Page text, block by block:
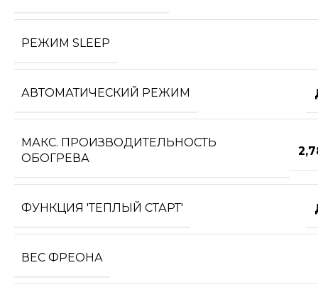
РЕЖИМ SLEEP
АВТОМАТИЧЕСКИЙ РЕЖИМ
МАКС. ПРОИЗВОДИТЕЛЬНОСТЬ
ОБОГРЕВА
ФУНКЦИЯ 'ТЕПЛЫЙ СТАРТ'
ВЕС ФРЕОНА